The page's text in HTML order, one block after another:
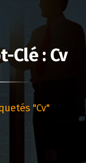
Clé : Cv
"cv"